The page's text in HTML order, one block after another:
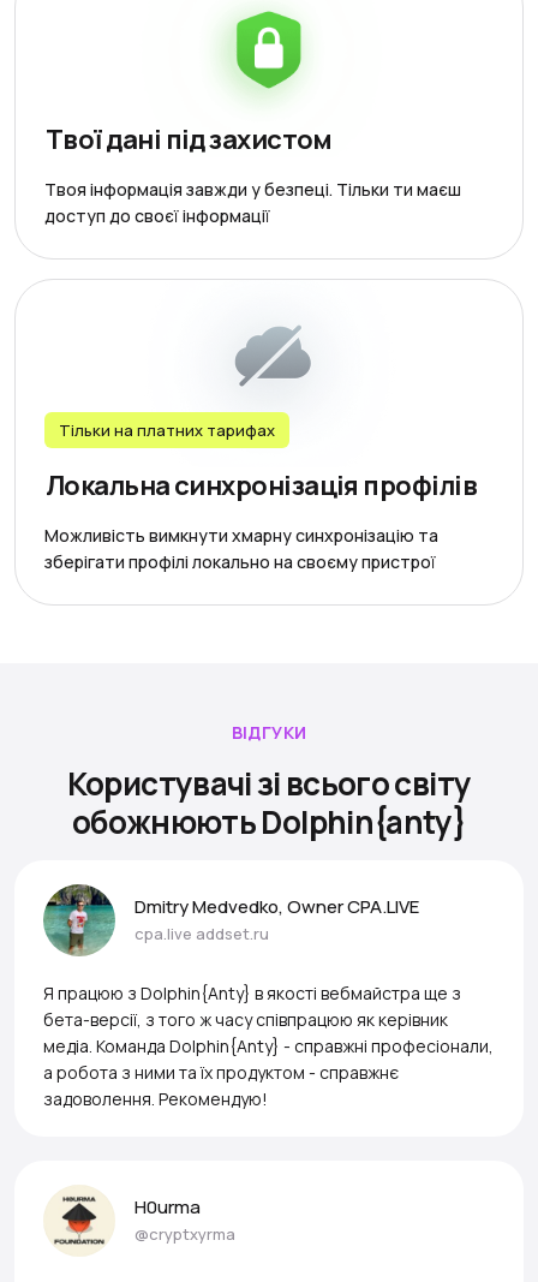
Твої дані під захистом
Твоя інформація завжди у безпеці. Тільки ти маєш
доступ до своєї інформації
Тільки на платних тарифах
Локальна синхронізація профілів
Можливість вимкнути хмарну синхронізацію та
зберігати профілі локально на своєму пристрої
ВІДГУКИ
Користувачі зі всього світу
обожнюють Dolphin{anty}
Dmitry Medvedko, Owner CPA.LIVE
cpa.live addset.ru
Я працюю з Dolphin{Anty} в якості вебмайстра ще з
бета-версії, з того ж часу співпрацюю як керівник
медіа. Команда Dolphin{Anty} - справжні професіонали,
а робота з ними та їх продуктом - справжнє
задоволення. Рекомендую!
H0urma
@cryptxyrma